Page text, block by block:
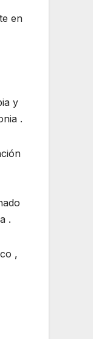
en
y
.
.
,